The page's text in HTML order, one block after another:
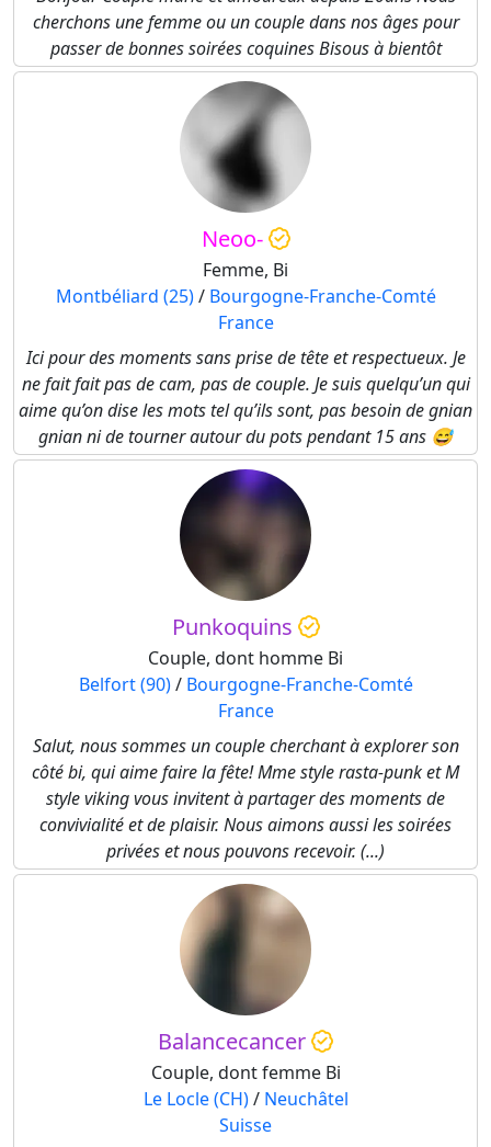
cherchons une femme ou un couple dans nos âges pour
passer de bonnes soirées coquines Bisous à bientôt
Neoo-
Femme, Bi
Montbéliard (25)/ Bourgogne-Franche-Comté
France
Ici pour des moments sans prise de tête et respectueux. Je
ne fait fait pas de cam, pas de couple. Je suis quelqu’un qui
aime qu’on dise les mots tel qu’ils sont, pas besoin de gnian
gnian ni de tourner autour du pots pendant 15 ans 😅
Punkoquins
Couple, dont homme Bi
Belfort (90)/ Bourgogne-Franche-Comté
France
Salut, nous sommes un couple cherchant à explorer son
côté bi, qui aime faire la fête! Mme style rasta-punk et M
style viking vous invitent à partager des moments de
convivialité et de plaisir. Nous aimons aussi les soirées
privées et nous pouvons recevoir. (...)
Balancecancer
Couple, dont femme Bi
Le Locle (CH)/ Neuchâtel
Suisse